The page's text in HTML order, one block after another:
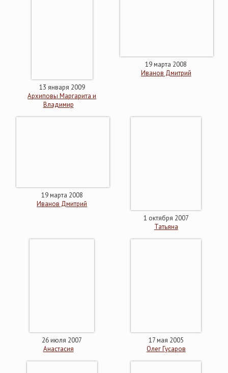
13 января 2009
Архиповы Маргарита и
Владимир
19 марта 2008
Иванов Дмитрий
19 марта 2008
Иванов Дмитрий
1 октября 2007
Татьяна
26 июля 2007
Анастасия
17 мая 2005
Олег Гусаров